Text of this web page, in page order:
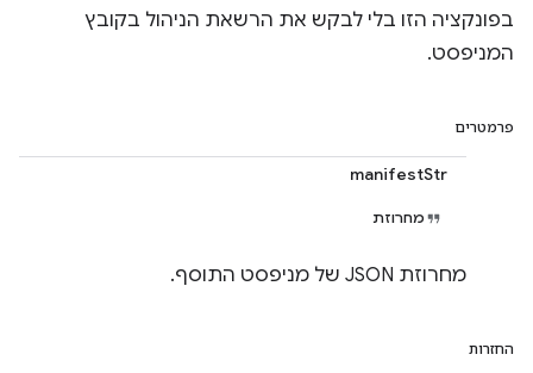
בפונקציה הזו בלי לבקש את הרשאת הניהול בקובץ
המניפסט.
פרמטרים
manifestStr
מחרוזת
מחרוזת JSON של מניפסט התוסף.
החזרות